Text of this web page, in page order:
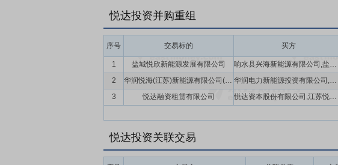
悦达投资并购重组
序号 交易标的 买方
1 盐城悦欣新能源发展有限公司 响水县兴海新能源有限公司,盐城悦海新能源发展有限公司
2
华润悦海(江苏)新能源有限公司(暂定名) 华润电力新能源投资有限公司,江苏黄海金融控股集团有限公司,远景能源有限公司,江苏悦达投资股份有限公司,江苏欣昊智能装备有限公司
3
悦达融资租赁有限公司 悦达资本股份有限公司,江苏悦达投资股份有限公司,悦达资本(香港)有限公司
悦达投资关联交易